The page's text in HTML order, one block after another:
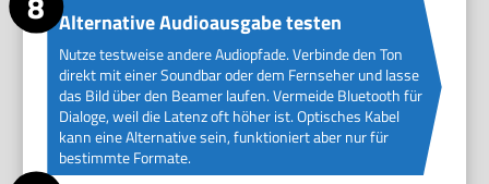
Alternative Audioausgabe testen
Nutze testweise andere Audiopfade. Verbinde den Ton
direkt mit einer Soundbar oder dem Fernseher und lasse
das Bild über den Beamer laufen. Vermeide Bluetooth für
Dialoge, weil die Latenz oft höher ist. Optisches Kabel
kann eine Alternative sein, funktioniert aber nur für
bestimmte Formate.